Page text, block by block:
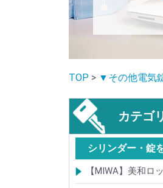
TOP > ▼その他電気
カテゴ
シリンダー・錠
【MIWA】美和ロ